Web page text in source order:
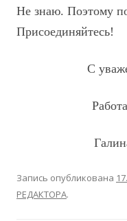
Не знаю. Поэтому
Присоединяйтесь!
С
Запись опубликована
РЕДАКТОРА.